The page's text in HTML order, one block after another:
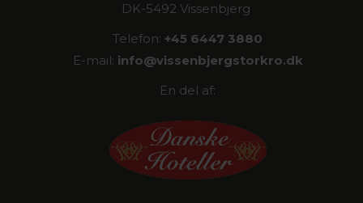
DK-5492 Vissenbjerg
Telefon: +45 6447 3880
E-mail: info@vissenbjergstorkro.dk
En del af: